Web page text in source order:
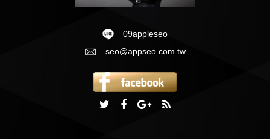
09appleseo
seo@appseo.com.tw